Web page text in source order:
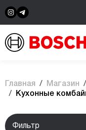
Главная Магазин
Кухонные
Фильтр